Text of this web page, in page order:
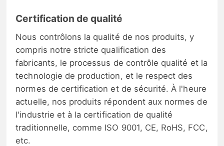
Certification de qualité
Nous contrôlons la qualité de nos produits, y
compris notre stricte qualification des
fabricants, le processus de contrôle qualité et la
technologie de production, et le respect des
normes de certification et de sécurité. À l'heure
actuelle, nos produits répondent aux normes de
l'industrie et à la certification de qualité
traditionnelle, comme ISO 9001, CE, RoHS, FCC,
etc.